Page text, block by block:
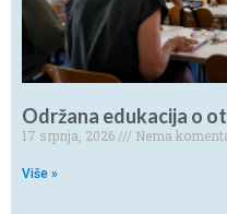
Održana edukacija o
17 srpnja, 2026 Nema
Više »